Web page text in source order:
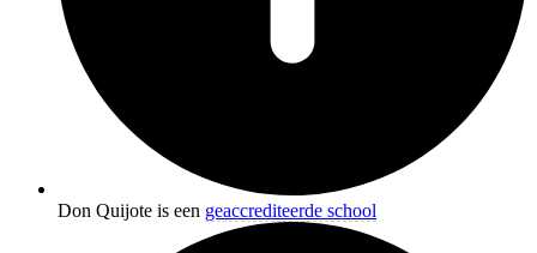
Don Quijote is een geaccrediteerde school